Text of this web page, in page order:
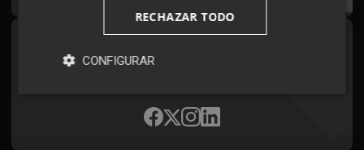
Síguenos en redes
RECHAZAR TODO
CONFIGURAR